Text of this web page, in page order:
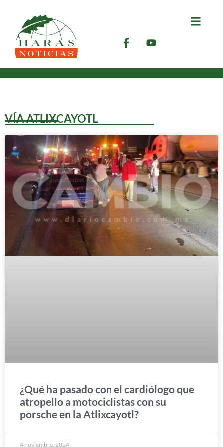
VÍA ATLIXCAYOTL
¿Qué ha pasado con el cardiólogo que
atropello a motociclistas con su
porsche en la Atlixcayotl?
4 noviembre, 2024